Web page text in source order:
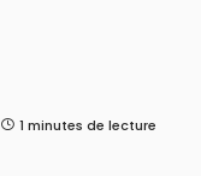
1 minutes de lecture